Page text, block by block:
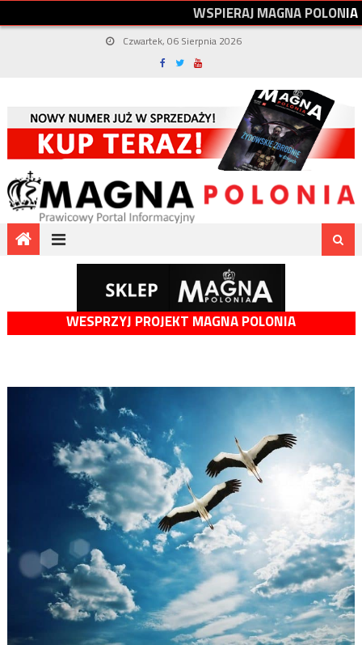
WSPIERAJMAGNAPOLONIA
Czwartek, 06 Sierpnia 2026
WESPRZYJ PROJEKT MAGNA POLONIA